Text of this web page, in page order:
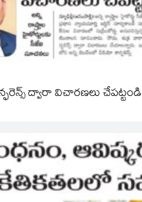
ద్వారా విచారణలు చేపట్టండి